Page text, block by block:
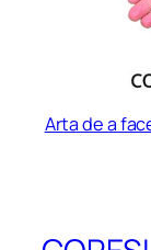
Arta de a